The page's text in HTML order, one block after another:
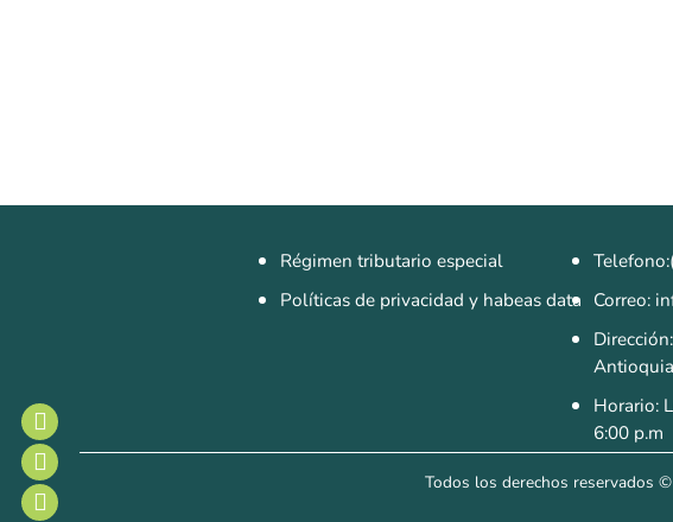
Régimen tributario especial
Políticas de privacidad y habeas data Correo:
Antioquia
Horario:
6:00 p.m
Todos los derechos reservados ©